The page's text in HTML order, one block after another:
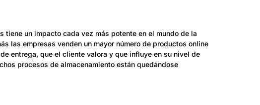
tiene un impacto cada vez más potente en el mundo de la
las empresas venden un mayor número de productos online
entrega, que el cliente valora y que influye en su nivel de
procesos de almacenamiento están quedándose